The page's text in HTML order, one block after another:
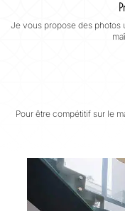
Je vous propose des photos
Pour être compétitif sur le